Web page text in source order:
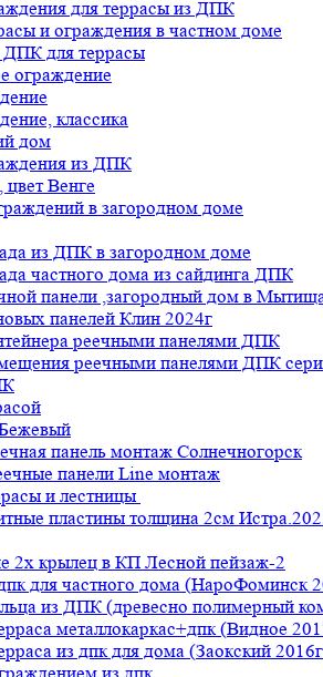
для террасы из ДПК
и ограждения в частном доме
для террасы
ограждение
классика
дом
из ДПК
Венге
в загородном доме
из ДПК в загородном доме
частного дома из сайдинга ДПК
панели ,загородный дом в
панелей Клин 2024г
реечными панелями ДПК
реечными панелями ДПК
панель монтаж Солнечногорск
панели Line монтаж
и лестницы
пластины толщина 2см
2х крылец в КП Лесной пейзаж-2
для частного дома (НароФоминск
из ДПК (древесно полимерный
металлокаркас+дпк (Видное
из дпк для дома (Заокский